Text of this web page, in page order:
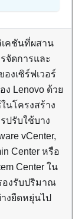
คชันที่ผสาน
จัดการและ
งเซิร์ฟเวอร์
Lenovo ด้วย
นโครงสร้าง
ปรับใช้บาง
vCenter,
Center หรือ
Center ใน
งรับปริมาณ
งยืดหยุ่นไป